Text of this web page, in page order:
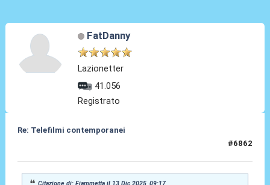
FatDanny
Lazionetter
41.056
Registrato
Re: Telefilmi contemporanei
#6862
Citazione di: Fiammetta il 13 Dic 2025, 09:17